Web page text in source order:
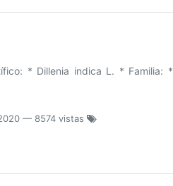
* Dillenia indica L. * Familia: *
— 8574 vistas